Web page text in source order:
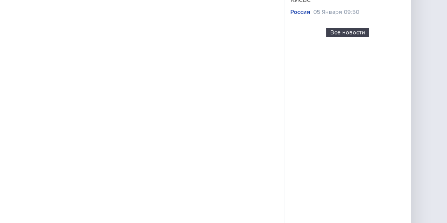
Россия 05 Января 09:50
Все новости